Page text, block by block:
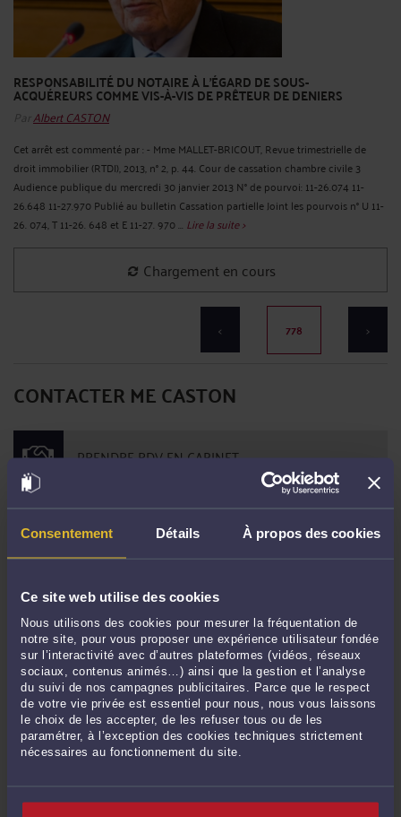
Consentement Détails À propos des cookies
Ce site web utilise des cookies
Nous utilisons des cookies pour mesurer la fréquentation de
notre site, pour vous proposer une expérience utilisateur fondée
sur l’interactivité avec d’autres plateformes (vidéos, réseaux
sociaux, contenus animés…) ainsi que la gestion et l’analyse
du suivi de nos campagnes publicitaires. Parce que le respect
de votre vie privée est essentiel pour nous, nous vous laissons
le choix de les accepter, de les refuser tous ou de les
paramétrer, à l’exception des cookies techniques strictement
nécessaires au fonctionnement du site.
RESPONSABILITÉ DU NOTAIRE À L'ÉGARD DE SOUS-
ACQUÉREURS COMME VIS-À-VIS DE PRÊTEUR DE DENIERS
ParAlbert CASTON
Cet arrêt est commenté par : - Mme MALLET-BRICOUT, Revue trimestrielle de
droit immobilier (RTDI), 2013, n° 2, p. 44. Cour de cassation chambre civile 3
Audience publique du mercredi 30 janvier 2013 N° de pourvoi: 11-26.074 11-
26.648 11-27.970 Publié au bulletin Cassation partielle Joint les pourvois n° U 11-
26. 074, T 11-26. 648 et E 11-27. 970 ... Lire la suite >
Chargement en cours
< 778 >
CONTACTER ME CASTON
PRENDRE RDV EN CABINET
CONSULTER PAR VIDÉO
CONSULTER PAR TÉLÉPHONE
POSER UNE QUESTION ÉCRITE
Derniers commentaires
Thierry MIGNOT expert national acoustique/bruit :« N'est-il pas nécessaire de